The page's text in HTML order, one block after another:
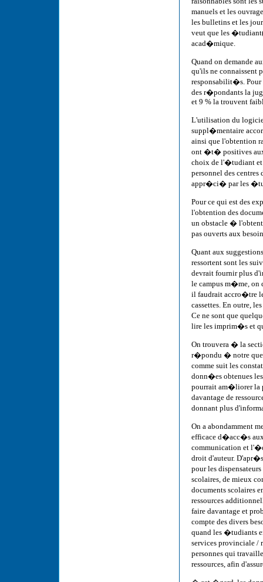
manuels et les
les bulletins et les
veut que les
acad�mique.
Quand on demande
qu'ils ne connaissent
responsabilit�s. Pour
des r�pondants la
et 9 % la trouvent
L'utilisation du
suppl�mentaire
ainsi que l'obtention
ont �t� positives aux
choix de l'�tudiant
personnel des
appr�ci� par les
Pour ce qui est des
l'obtention des
un obstacle �
pas ouverts aux
Quant aux
ressortent sont les
devrait fournir plus
le campus m�me,
il faudrait accro�tre
cassettes. En outre,
Ce ne sont que
lire les imprim�s et
On trouvera � la
r�pondu � notre
comme suit les
donn�es obtenues
pourrait am�liorer la
davantage de
donnant plus
On a abondamment
efficace d�acc�s
communication et
droit d'auteur.
pour les
scolaires, de mieux
documents scolaires
ressources
faire davantage et
compte des divers
quand les �tudiants
services provinciale /
personnes qui
ressources, afin